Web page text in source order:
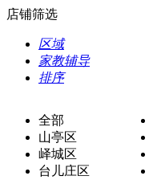
店铺筛选
区域
家教辅导
排序
全部
山亭区
峄城区
台儿庄区